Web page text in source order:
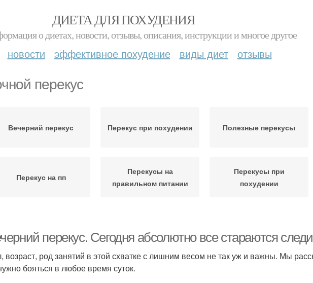
ДИЕТА ДЛЯ ПОХУДЕНИЯ
о диетах, новости, отзывы, описания, инструкции и многое другое
новости эффективное похудение виды диет отзывы
перекус
Вечерний перекус Перекус при похудении Полезные перекусы
Перекус на пп
Перекусы на
правильном питании
Перекусы при
похудении
перекус. Сегодня абсолютно все стараются
возраст, род занятий в этой схватке с лишним весом не так уж и важны. Мы
бояться в любое время суток.